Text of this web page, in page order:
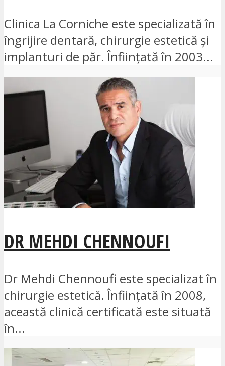
Clinica La Corniche este specializată în
îngrijire dentară, chirurgie estetică și
implanturi de păr. Înființată în 2003...
DR MEHDI CHENNOUFI
Dr Mehdi Chennoufi este specializat în
chirurgie estetică. Înființată în 2008,
această clinică certificată este situată
în...